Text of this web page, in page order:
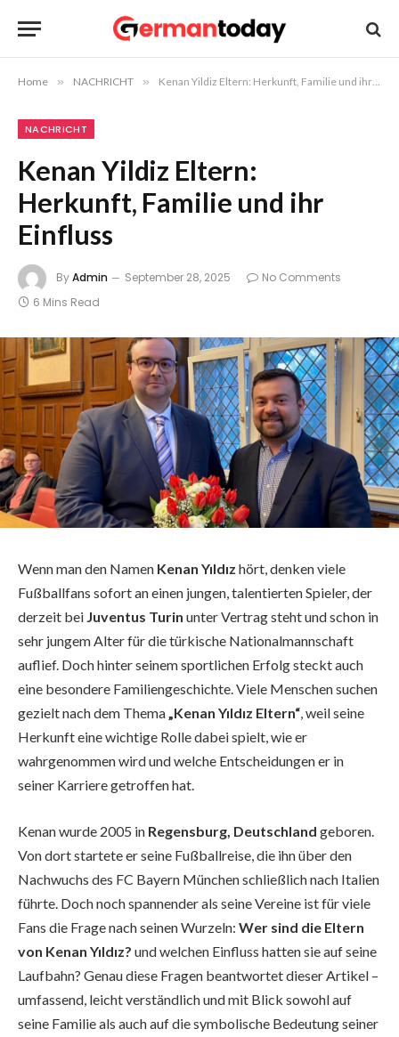
Home » NACHRICHT » Kenan Yildiz Eltern: Herkunft, Familie und ihr Einfluss
NACHRICHT
Kenan Yildiz Eltern:
Herkunft, Familie und ihr
Einfluss
ByAdmin September 28, 2025
No Comments
6 Mins Read
Wenn man den Namen Kenan Yıldız hört, denken viele
Fußballfans sofort an einen jungen, talentierten Spieler, der
derzeit bei Juventus Turin unter Vertrag steht und schon in
sehr jungem Alter für die türkische Nationalmannschaft
auflief. Doch hinter seinem sportlichen Erfolg steckt auch
eine besondere Familiengeschichte. Viele Menschen suchen
gezielt nach dem Thema„Kenan Yıldız Eltern“, weil seine
Herkunft eine wichtige Rolle dabei spielt, wie er
wahrgenommen wird und welche Entscheidungen er in
seiner Karriere getroffen hat.
Kenan wurde 2005 in Regensburg, Deutschland geboren.
Von dort startete er seine Fußballreise, die ihn über den
Nachwuchs des FC Bayern München schließlich nach Italien
führte. Doch noch spannender als seine Vereine ist für viele
Fans die Frage nach seinen Wurzeln: Wer sind die Eltern
von Kenan Yıldız? und welchen Einfluss hatten sie auf seine
Laufbahn? Genau diese Fragen beantwortet dieser Artikel –
umfassend, leicht verständlich und mit Blick sowohl auf
seine Familie als auch auf die symbolische Bedeutung seiner